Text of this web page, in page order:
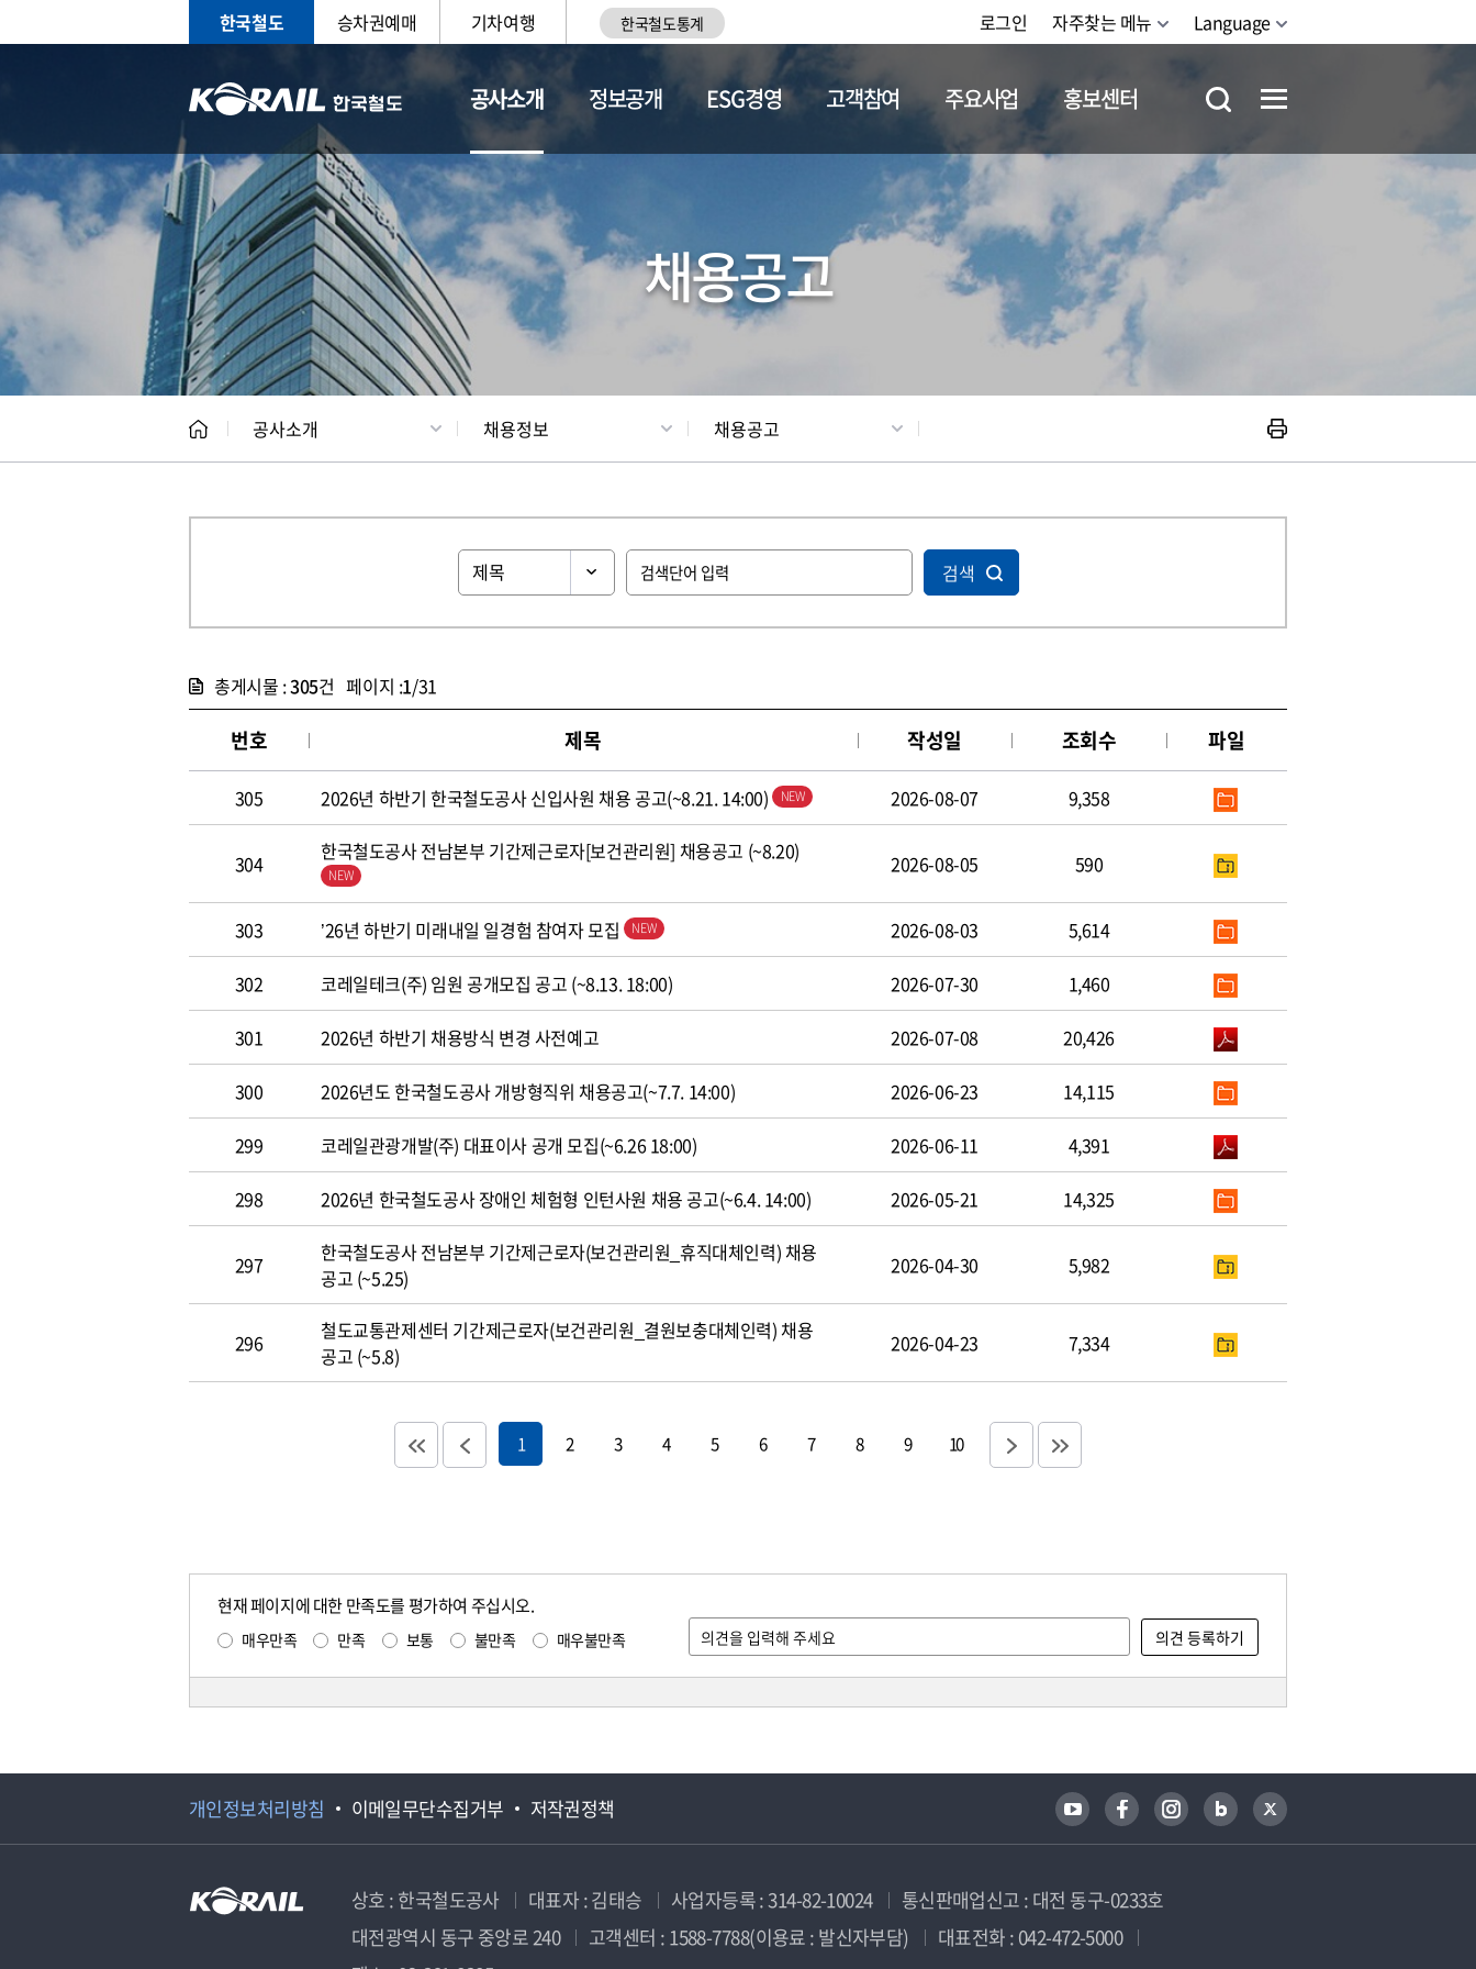
한국철도 승차권예매 기차여행 한국철도통계 로그인 자주찾는 메뉴 Language
공사소개
CEO 일반현황 채용정보
정보공개 ESG경영 고객참여 주요사업 홍보센터
채용공고
공사소개 채용정보 채용공고
검색
총게시물 :305건 페이지 :1/31
번호 제목 작성일 조회수 파일
305 2026년 하반기 한국철도공사 신입사원 채용 공고(~8.21. 14:00) 2026-08-07 9,358
304 한국철도공사 전남본부 기간제근로자[보건관리원] 채용공고 (~8.20) 2026-08-05 590
303 ’26년 하반기 미래내일 일경험 참여자 모집 2026-08-03 5,614
302 코레일테크(주) 임원 공개모집 공고 (~8.13. 18:00) 2026-07-30 1,460
301 2026년 하반기 채용방식 변경 사전예고 2026-07-08 20,426
300 2026년도 한국철도공사 개방형직위 채용공고(~7.7. 14:00) 2026-06-23 14,115
299 코레일관광개발(주) 대표이사 공개 모집(~6.26 18:00) 2026-06-11 4,391
298 2026년 한국철도공사 장애인 체험형 인턴사원 채용 공고(~6.4. 14:00) 2026-05-21 14,325
297
한국철도공사 전남본부 기간제근로자(보건관리원_휴직대체인력) 채용
공고 (~5.25)
2026-04-30 5,982
296
철도교통관제센터 기간제근로자(보건관리원_결원보충대체인력) 채용
공고 (~5.8)
2026-04-23 7,334
1 2 3 4 5 6 7 8 9 10
현재 페이지에 대한 만족도를 평가하여 주십시오.
매우만족 만족 보통 불만족 매우불만족
개인정보처리방침 이메일무단수집거부 저작권정책
상호 : 한국철도공사 대표자 : 김태승 사업자등록 : 314-82-10024
통신판매업신고 : 대전 동구-0233호
대전광역시 동구 중앙로 240
고객센터 : 1588-7788(이용료 : 발신자부담)
대표전화 : 042-472-5000